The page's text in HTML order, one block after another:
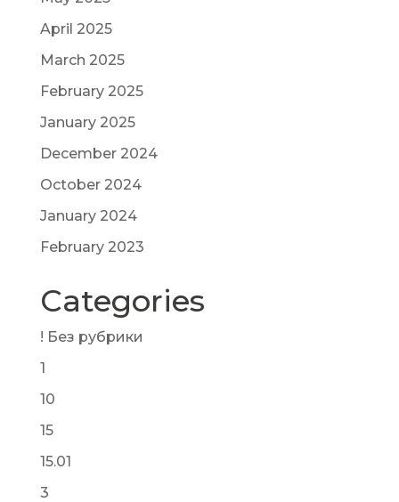
April 2025
March 2025
February 2025
January 2025
December 2024
October 2024
January 2024
February 2023
Categories
! Без рубрики
1
10
15
15.01
3